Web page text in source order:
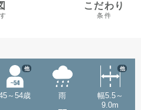
こだわり
条件
～54歳
他
雨
幅5.5～
9.0m
他